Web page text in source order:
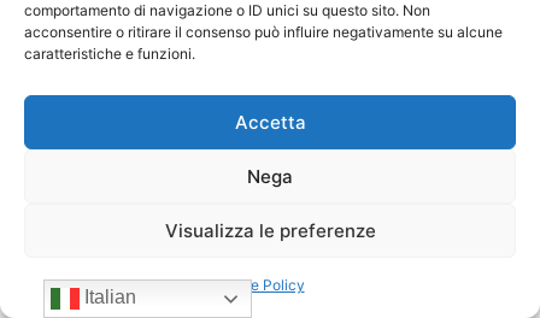
comportamento di navigazione o ID unici su questo sito. Non
acconsentire o ritirare il consenso può influire negativamente su alcune
caratteristiche e funzioni.
Accetta
Nega
Visualizza le preferenze
Cookie Policy
Rivista Vending News – Leggi il
18/07/2025
Italian